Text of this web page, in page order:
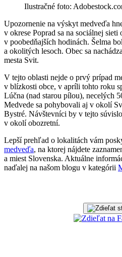
Ilustračné foto:
Upozornenie na výskyt medveďa
v okrese Poprad sa na sociálnej
v poobedňajších hodinách. Šelma
a okolitých lesoch. Obec sa
mesta Svit.
V tejto oblasti nejde o prvý prípad
v blízkosti obce, v apríli tohto roku
Lúčna (nad starou pílou), necelých
Medvede sa pohybovali aj v okolí
Bystré. Návštevníci by v tejto
v okolí obozretní.
Lepší prehľad o lokalitách vám
medveďa, na ktorej nájdete
a miest Slovenska. Aktuálne
naďalej na našom blogu v kategórii